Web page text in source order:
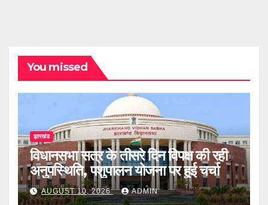
You missed
झारखंड
विधानसभा सत्र के तीसरे दिन विपक्ष की रही
अनुपस्थिति, पशुपालन योजना पर हुई चर्चा
AUGUST 10, 2026 ADMIN